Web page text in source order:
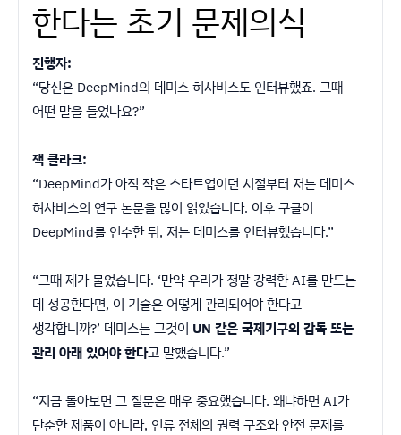
한다는 초기 문제의식
진행자:
“당신은 DeepMind의 데미스 허사비스도 인터뷰했죠. 그때
어떤 말을 들었나요?”
잭 클라크:
“DeepMind가 아직 작은 스타트업이던 시절부터 저는 데미스
허사비스의 연구 논문을 많이 읽었습니다. 이후 구글이
DeepMind를 인수한 뒤, 저는 데미스를 인터뷰했습니다.”
“그때 제가 물었습니다. ‘만약 우리가 정말 강력한 AI를 만드는
데 성공한다면, 이 기술은 어떻게 관리되어야 한다고
생각합니까?’ 데미스는 그것이 UN 같은 국제기구의 감독 또는
관리 아래 있어야 한다고 말했습니다.”
“지금 돌아보면 그 질문은 매우 중요했습니다. 왜냐하면 AI가
단순한 제품이 아니라, 인류 전체의 권력 구조와 안전 문제를